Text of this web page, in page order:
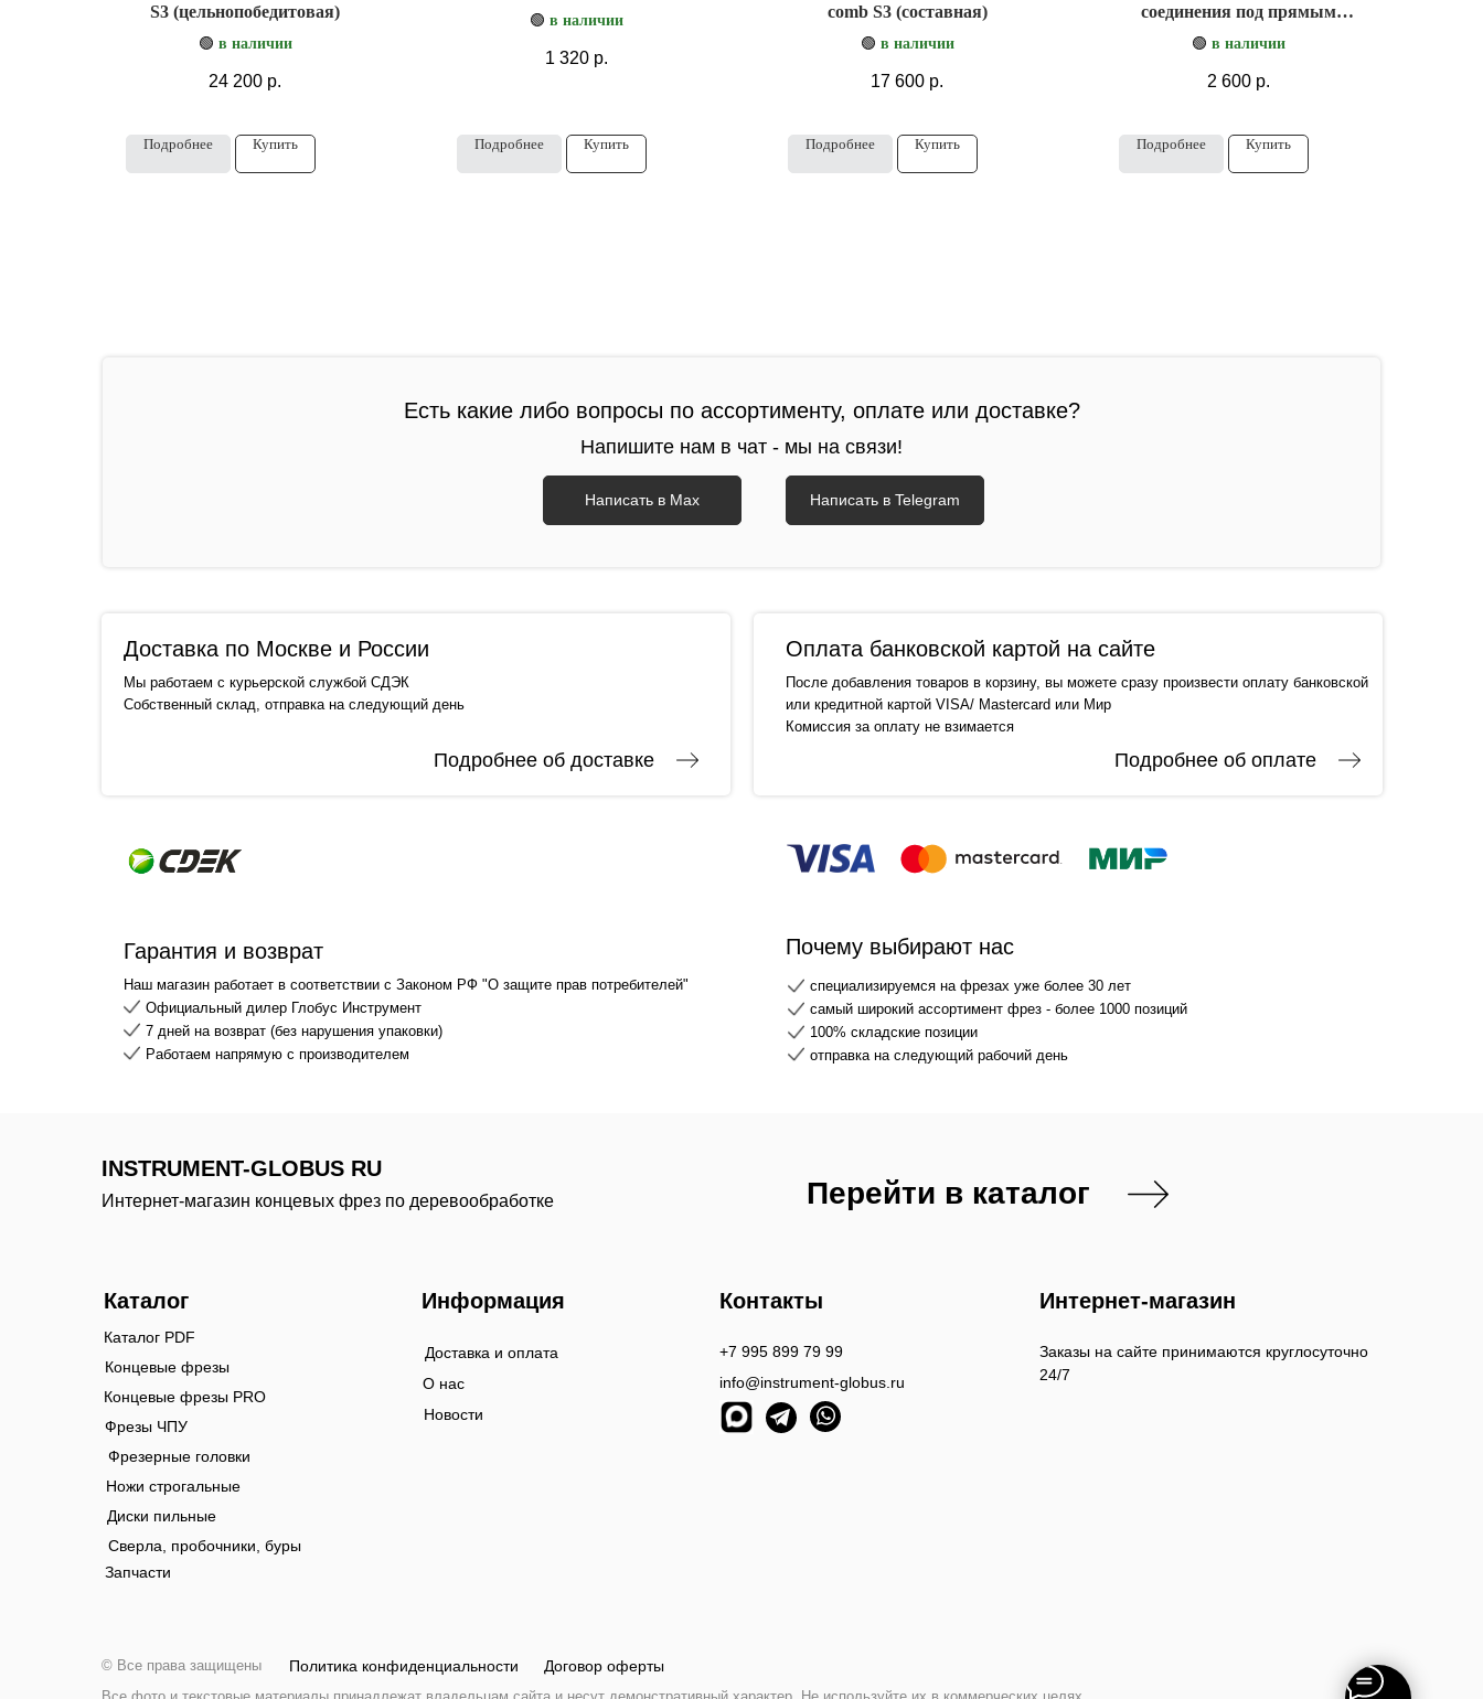
S3 (цельнопобедитовая)
🟢 в наличии
24 200 р.
Подробнее Купить
🟢 в наличии
1 320 р.
Подробнее Купить
comb S3 (составная)
🟢 в наличии
17 600 р.
Подробнее Купить
соединения под прямым
углом без швов
🟢 в наличии
2 600 р.
Подробнее Купить
Есть какие либо вопросы по ассортименту, оплате или доставке?
Напишите нам в чат - мы на связи!
Написать в Max Написать в Telegram
Доставка по Москве и России
Мы работаем с курьерской службой СДЭК
Собственный склад, отправка на следующий день
Подробнее об доставке
Оплата банковской картой на сайте
После добавления товаров в корзину, вы можете сразу произвести оплату банковской
или кредитной картой VISA/ Mastercard или Мир
Комиссия за оплату не взимается
Подробнее об оплате
Гарантия и возврат
Наш магазин работает в соответствии с Законом РФ "О защите прав потребителей"
Почему выбирают нас
специализируемся на фрезах уже более 30 лет
самый широкий ассортимент фрез - более 1000 позиций
100% складские позиции
отправка на следующий рабочий день
Официальный дилер Глобус Инструмент
7 дней на возврат (без нарушения упаковки)
Работаем напрямую с производителем
Заказы на сайте принимаются круглосуточно
24/7
Каталог Информация Контакты
+7 995 899 79 99
info@instrument-globus.ru
Интернет-магазин
Концевые фрезы
Каталог PDF
Концевые фрезы PRO
Фрезы ЧПУ
Фрезерные головки
Ножи строгальные
Диски пильные
Сверла, пробочники, буры
Запчасти
Доставка и оплата
О нас
Новости
INSTRUMENT-GLOBUS RU
© Все права защищены Политика конфиденциальности Договор оферты
Интернет-магазин концевых фрез по деревообработке Перейти в каталог